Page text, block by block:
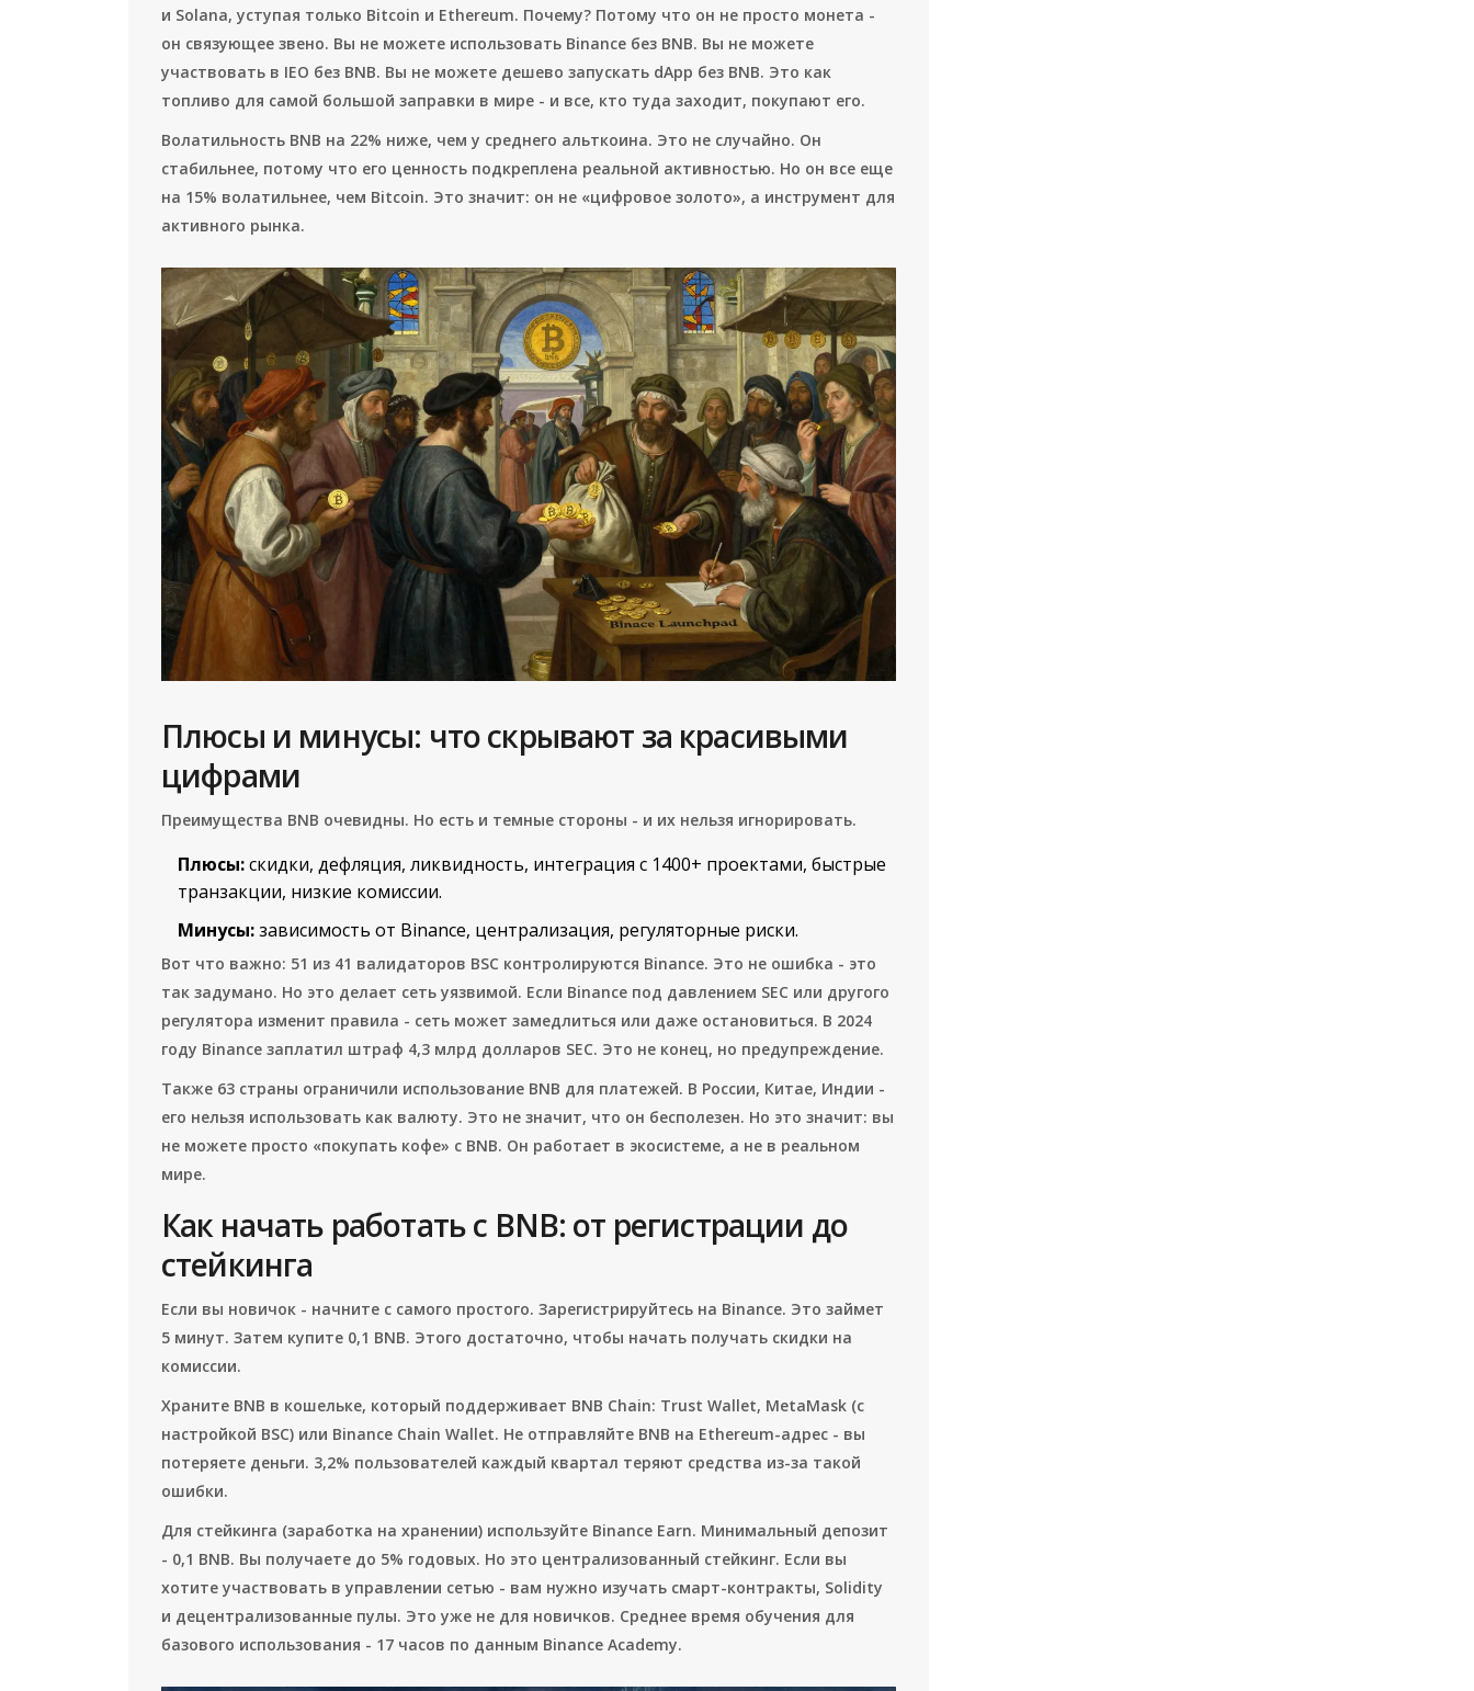
и Solana, уступая только Bitcoin и Ethereum. Почему? Потому что он не просто монета -
он связующее звено. Вы не можете использовать Binance без BNB. Вы не можете
участвовать в IEO без BNB. Вы не можете дешево запускать dApp без BNB. Это как
топливо для самой большой заправки в мире - и все, кто туда заходит, покупают его.
Волатильность BNB на 22% ниже, чем у среднего альткоина. Это не случайно. Он
стабильнее, потому что его ценность подкреплена реальной активностью. Но он все еще
на 15% волатильнее, чем Bitcoin. Это значит: он не «цифровое золото», а инструмент для
активного рынка.
Плюсы и минусы: что скрывают за красивыми
цифрами
Преимущества BNB очевидны. Но есть и темные стороны - и их нельзя игнорировать.
Плюсы:скидки, дефляция, ликвидность, интеграция с 1400+ проектами, быстрые
транзакции, низкие комиссии.
Минусы:зависимость от Binance, централизация, регуляторные риски.
Вот что важно: 51 из 41 валидаторов BSC контролируются Binance. Это не ошибка - это
так задумано. Но это делает сеть уязвимой. Если Binance под давлением SEC или другого
регулятора изменит правила - сеть может замедлиться или даже остановиться. В 2024
году Binance заплатил штраф 4,3 млрд долларов SEC. Это не конец, но предупреждение.
Также 63 страны ограничили использование BNB для платежей. В России, Китае, Индии -
его нельзя использовать как валюту. Это не значит, что он бесполезен. Но это значит: вы
не можете просто «покупать кофе» с BNB. Он работает в экосистеме, а не в реальном
мире.
Как начать работать с BNB: от регистрации до
стейкинга
Если вы новичок - начните с самого простого. Зарегистрируйтесь на Binance. Это займет
5 минут. Затем купите 0,1 BNB. Этого достаточно, чтобы начать получать скидки на
комиссии.
Храните BNB в кошельке, который поддерживает BNB Chain: Trust Wallet, MetaMask (с
настройкой BSC) или Binance Chain Wallet. Не отправляйте BNB на Ethereum-адрес - вы
потеряете деньги. 3,2% пользователей каждый квартал теряют средства из-за такой
ошибки.
Для стейкинга (заработка на хранении) используйте Binance Earn. Минимальный депозит
- 0,1 BNB. Вы получаете до 5% годовых. Но это централизованный стейкинг. Если вы
хотите участвовать в управлении сетью - вам нужно изучать смарт-контракты, Solidity
и децентрализованные пулы. Это уже не для новичков. Среднее время обучения для
базового использования - 17 часов по данным Binance Academy.